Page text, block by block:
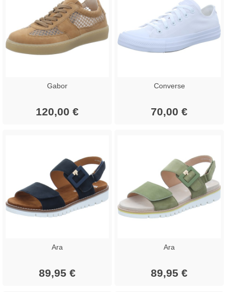
Gabor
120,00 €
Converse
70,00 €
Ara
89,95 €
Ara
89,95 €